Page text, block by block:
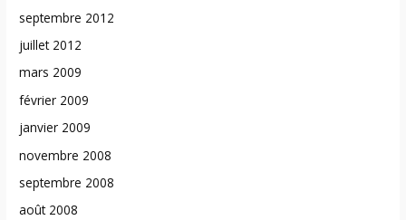
septembre 2012
juillet 2012
mars 2009
février 2009
janvier 2009
novembre 2008
septembre 2008
août 2008